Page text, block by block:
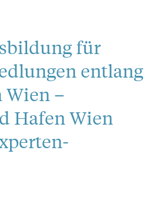
für
entlang
Wien –
Hafen Wien